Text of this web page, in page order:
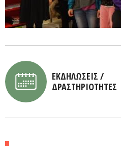
ΕΚΔΗΛΩΣΕΙΣ /
ΔΡΑΣΤΗΡΙΟΤΗΤΕΣ